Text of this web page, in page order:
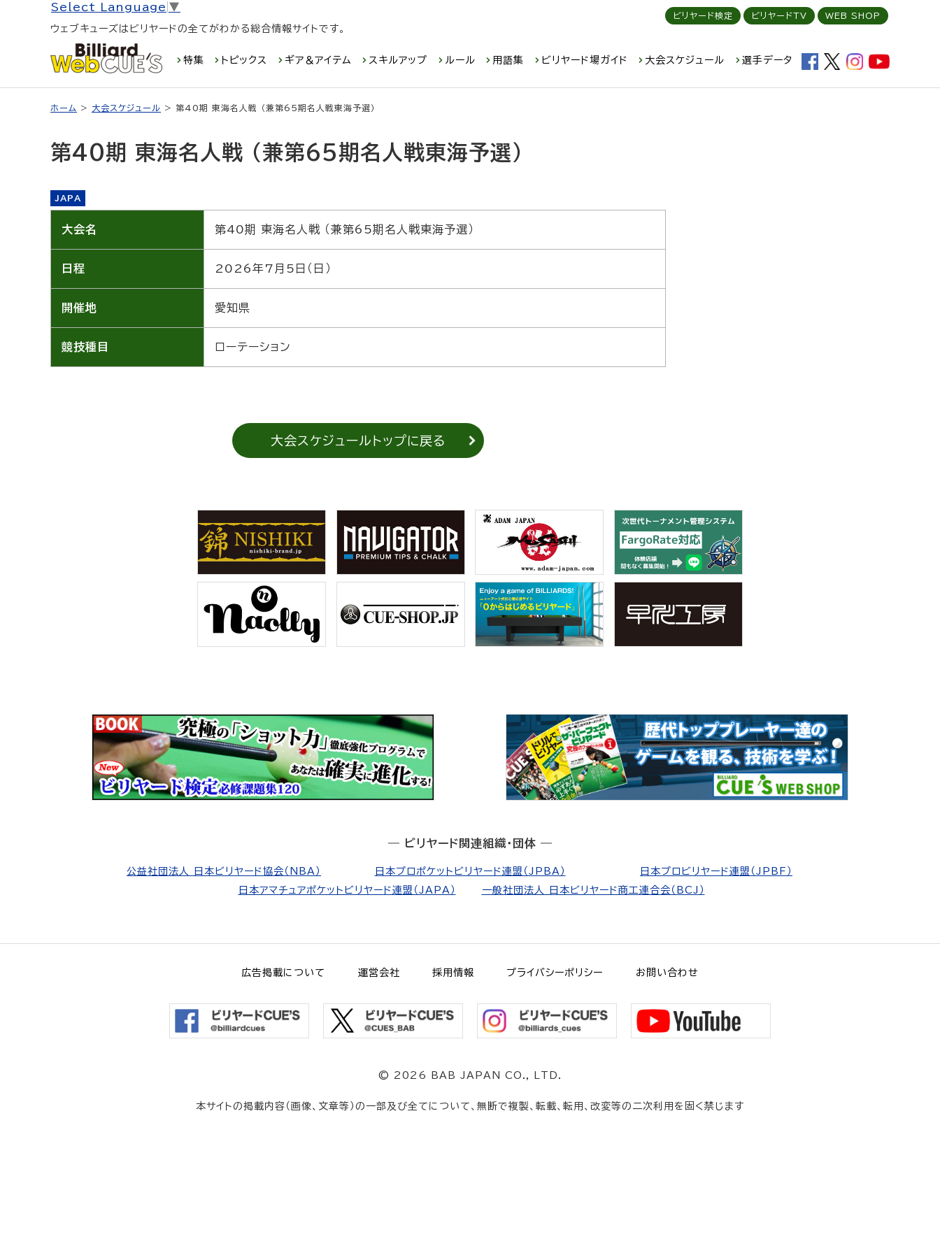
Select Language ▼
ウェブキューズはビリヤードの全てがわかる総合情報サイトです。
特集 トピックス ギア＆アイテム スキルアップ ルール 用語集 ビリヤード場ガイド 大会スケジュール 選手データ
ビリヤード検定 ビリヤードTV WEB SHOP
ホーム > 大会スケジュール > 第40期 東海名人戦 （兼第65期名人戦東海予選）
第40期 東海名人戦 （兼第65期名人戦東海予選）
JAPA
大会名 第40期 東海名人戦 （兼第65期名人戦東海予選）
日程 2026年7月5日（日）
開催地 愛知県
競技種目 ローテーション
大会スケジュールトップに戻る
― ビリヤード関連組織・団体 ―
公益社団法人 日本ビリヤード協会（NBA） 日本プロポケットビリヤード連盟（JPBA）
日本プロビリヤード連盟（JPBF）
日本アマチュアポケットビリヤード連盟（JAPA）
一般社団法人 日本ビリヤード商工連合会（BCJ）
広告掲載について 運営会社 採用情報 プライバシーポリシー お問い合わせ
© 2026 BAB JAPAN CO., LTD.
本サイトの掲載内容（画像、文章等）の一部及び全てについて、無断で複製、転載、転用、改変等の二次利用を固く禁じます